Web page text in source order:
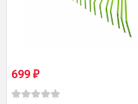
699 ₽